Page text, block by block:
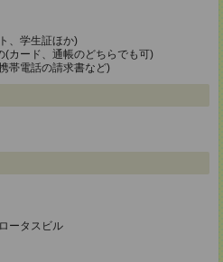
、学生証ほか)
(カード、通帳のどちらでも可)
帯電話の請求書など)
ータスビル